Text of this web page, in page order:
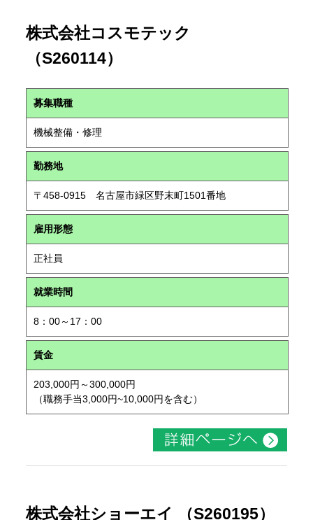
株式会社コスモテック
（S260114）
募集職種
機械整備・修理
勤務地
〒458-0915 名古屋市緑区野末町1501番地
雇用形態
正社員
就業時間
8：00～17：00
賃金
203,000円～300,000円
（職務手当3,000円~10,000円を含む）
株式会社ショーエイ （S260195）